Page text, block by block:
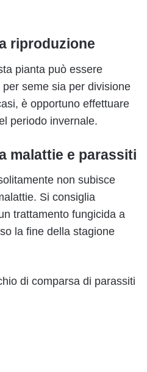
riproduzione
pianta può essere
seme sia per divisione
è opportuno effettuare
periodo invernale.
malattie e parassiti
non subisce
Si consiglia
trattamento fungicida a
la fine della stagione
di comparsa di parassiti